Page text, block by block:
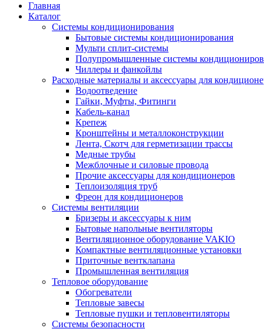
Главная
Каталог
Системы кондиционирования
Бытовые системы кондиционирования
Мульти сплит-системы
Полупромышленные системы
Чиллеры и фанкойлы
Расходные материалы и аксессуары для
Водоотведение
Гайки, Муфты, Фитинги
Кабель-канал
Крепеж
Кронштейны и металлоконструкции
Лента, Скотч для герметизации трассы
Медные трубы
Межблочные и силовые провода
Прочие аксессуары для кондиционеров
Теплоизоляция труб
Фреон для кондиционеров
Системы вентиляции
Бризеры и аксессуары к ним
Бытовые напольные вентиляторы
Вентиляционное оборудование VAKIO
Компактные вентиляционные установки
Приточные вентклапана
Промышленная вентиляция
Тепловое оборудование
Обогреватели
Тепловые завесы
Тепловые пушки и тепловентиляторы
Системы безопасности